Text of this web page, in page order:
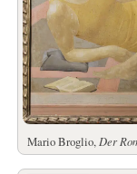
Mario Broglio, Der